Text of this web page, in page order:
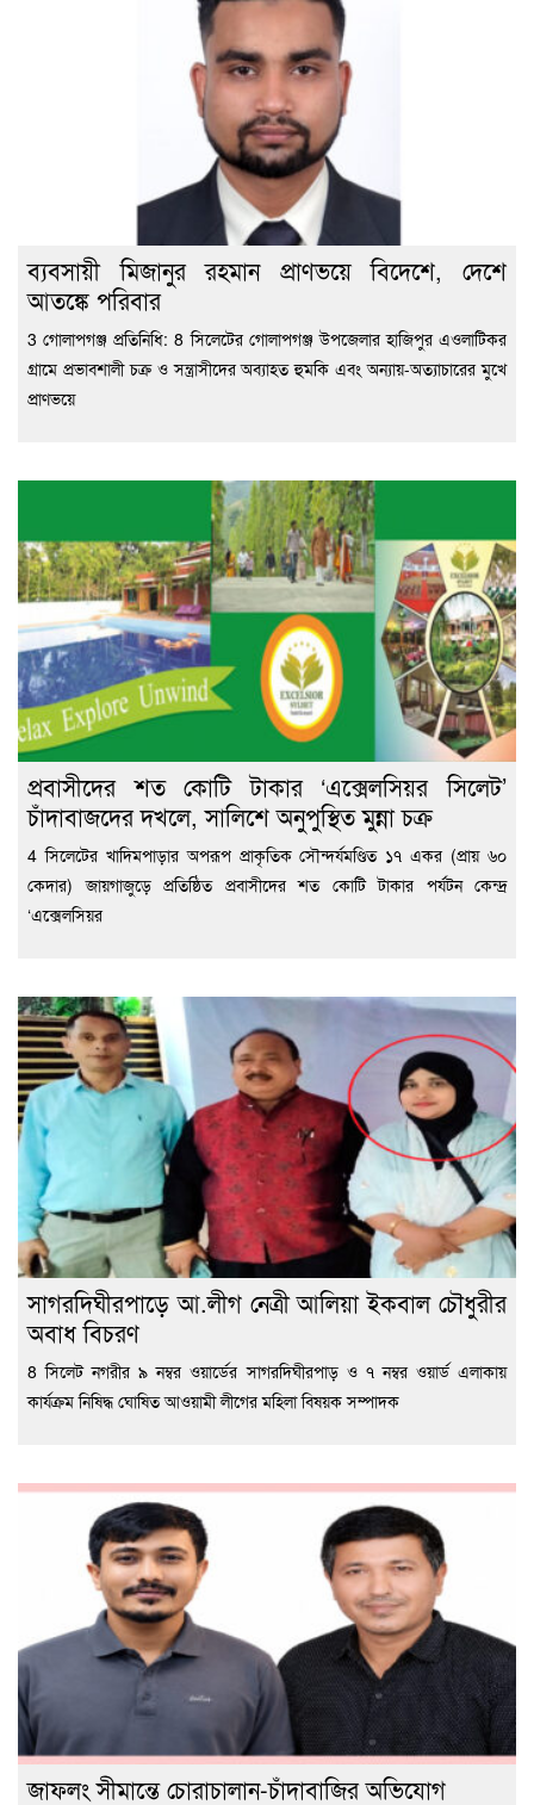
ব্যবসায়ী মিজানুর রহমান প্রাণভয়ে বিদেশে, দেশে
আতঙ্কে পরিবার
3 গোলাপগঞ্জ প্রতিনিধি: 8 সিলেটের গোলাপগঞ্জ উপজেলার হাজিপুর এওলাটিকর
গ্রামে প্রভাবশালী চক্র ও সন্ত্রাসীদের অব্যাহত হুমকি এবং অন্যায়-অত্যাচারের মুখে
প্রাণভয়ে
প্রবাসীদের শত কোটি টাকার ‘এক্সেলসিয়র সিলেট’
চাঁদাবাজদের দখলে, সালিশে অনুপুস্থিত মুন্না চক্র
4 সিলেটের খাদিমপাড়ার অপরূপ প্রাকৃতিক সৌন্দর্যমণ্ডিত ১৭ একর (প্রায় ৬০
কেদার) জায়গাজুড়ে প্রতিষ্ঠিত প্রবাসীদের শত কোটি টাকার পর্যটন কেন্দ্র
‘এক্সেলসিয়র
সাগরদিঘীরপাড়ে আ.লীগ নেত্রী আলিয়া ইকবাল চৌধুরীর
অবাধ বিচরণ
8 সিলেট নগরীর ৯ নম্বর ওয়ার্ডের সাগরদিঘীরপাড় ও ৭ নম্বর ওয়ার্ড এলাকায়
কার্যক্রম নিষিদ্ধ ঘোষিত আওয়ামী লীগের মহিলা বিষয়ক সম্পাদক
জাফলং সীমান্তে চোরাচালান-চাঁদাবাজির অভিযোগ